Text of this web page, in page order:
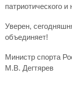
патриотического
Уверен,
объединяет!
Министр спорта
М.В. Дегтярев